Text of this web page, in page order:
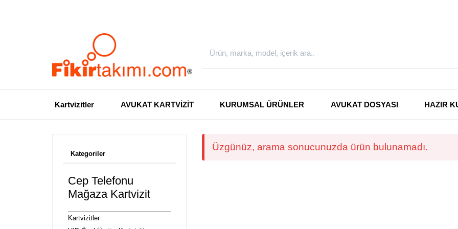
Kartvizitler AVUKAT KARTVİZİT KURUMSAL ÜRÜNLER AVUKAT DOSYASI HAZIR
Kategoriler
Cep Telefonu
Mağaza Kartvizit
Kartvizitler
Üzgünüz, arama sonucunuzda ürün bulunamadı.